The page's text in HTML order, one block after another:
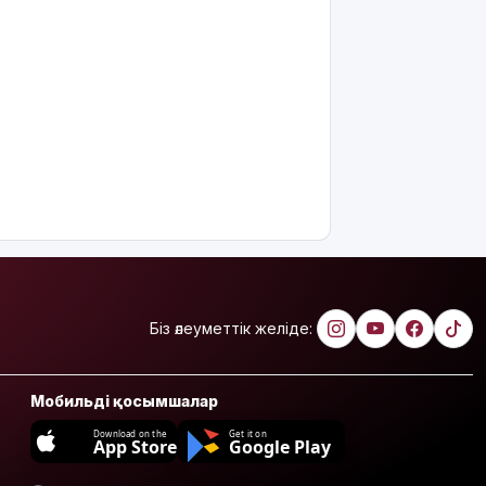
беруді
ұсынды
шахта
оқпанының
құрылысын
бастады
Атыраулық
Біз әлеуметтік желіде:
Мобильді қосымшалар
Download on the
App Store
Get it on
Google Play